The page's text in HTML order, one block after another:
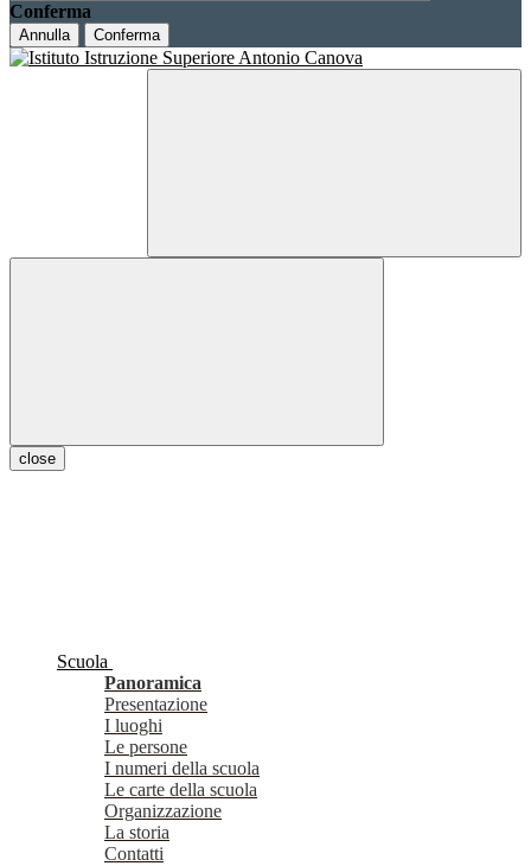
Conferma
Annulla Conferma
close
Scuola
Panoramica
Presentazione
I luoghi
Le persone
I numeri della scuola
Le carte della scuola
Organizzazione
La storia
Contatti